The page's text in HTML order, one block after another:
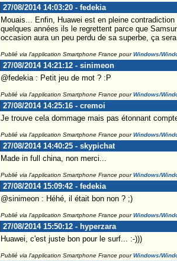
27/08/2014 14:03:20 - fedekia
Mouais... Enfin, Huawei est en pleine
quelques années ils le regrettent parce que
occasion aura un peu perdu de sa superbe, ça
Publié via l'application Smartphone France pourWindows/
27/08/2014 14:21:12 - sinimeon
@fedekia : Petit jeu de mot ? :P
Publié via l'application Smartphone France pourWindows/
27/08/2014 14:25:16 - cremoi
Je trouve cela dommage mais pas étonnant
Publié via l'application Smartphone France pourWindows/
27/08/2014 14:40:25 - skypichat
Made in full china, non merci...
Publié via l'application Smartphone France pourWindows/
27/08/2014 15:09:42 - fedekia
@sinimeon : Héhé, il était bon non ? ;)
Publié via l'application Smartphone France pourWindows/
27/08/2014 15:50:12 - hyperzara
Huawei, c'est juste bon pour le surf... :-)))
Publié via l'application Smartphone France pourWindows/